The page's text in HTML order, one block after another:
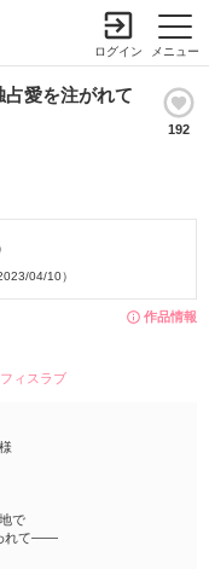
メニュー
ログイン
愛を注がれて
192
作品情報
04/10）
ィスラブ
で
れて――